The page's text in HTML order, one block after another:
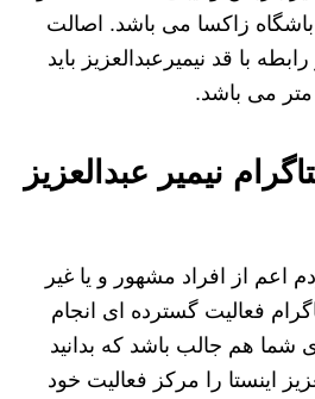
باشگاه زاکسا می باشد. اصالت
با قد نیمیرعبدالعزیز باید
نیمیر عبدالعزیز
اعم از افراد مشهور و یا غیر
فعالیت گسترده ای انجام
شما هم جالب باشد که بدانید
اینستا را مرکز فعالیت خود